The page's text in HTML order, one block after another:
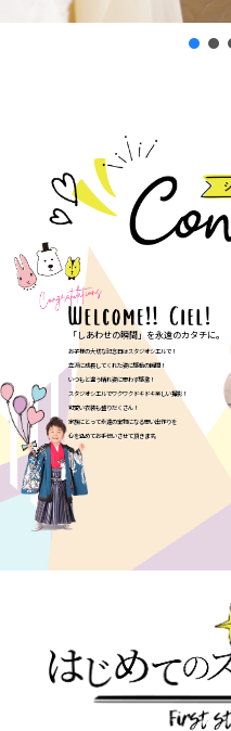
「しあわせの瞬間」を永遠のカタチに。
お子様の大切な記念日はスタジオシエルで！
立派に成長してくれた姿に感動の瞬間！
いつもと違う晴れ姿に思わず感激！
スタジオシエルでワクワクドキドキ楽しい撮影！
可愛い衣装も盛りだくさん！
家族にとって永遠の宝物になる思い出作りを
心を込めてお手伝いさせて頂きます。